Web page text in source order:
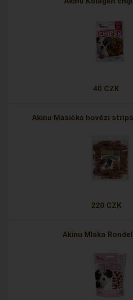
40 CZK
Akinu Masíčka hovězí
220 CZK
Akinu Mlska